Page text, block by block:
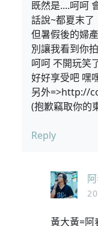
既然是....呵呵
話說~都夏末了
但暑假後的婦
別讓我看到你
呵呵 不開玩笑
好好享受吧 嘿
另外=>http://
(抱歉竊取你的
Reply
黃大黃=